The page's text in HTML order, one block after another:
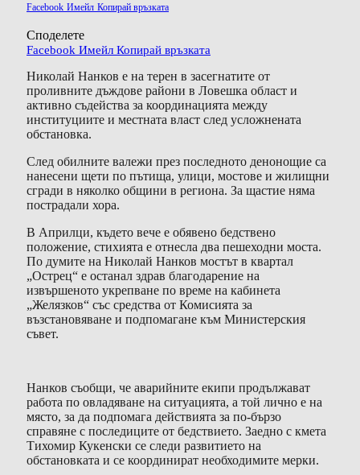
Facebook Имейл Копирай връзката
Споделете
Facebook Имейл Копирай връзката
Николай Нанков е на терен в засегнатите от
проливните дъждове райони в Ловешка област и
активно съдейства за координацията между
институциите и местната власт след усложнената
обстановка.
След обилните валежи през последното денонощие са
нанесени щети по пътища, улици, мостове и жилищни
сгради в няколко общини в региона. За щастие няма
пострадали хора.
В Априлци, където вече е обявено бедствено
положение, стихията е отнесла два пешеходни моста.
По думите на Николай Нанков мостът в квартал
„Острец“ е останал здрав благодарение на
извършеното укрепване по време на кабинета
„Желязков“ със средства от Комисията за
възстановяване и подпомагане към Министерския
съвет.
Нанков съобщи, че аварийните екипи продължават
работа по овладяване на ситуацията, а той лично е на
място, за да подпомага действията за по-бързо
справяне с последиците от бедствието. Заедно с кмета
Тихомир Кукенски се следи развитието на
обстановката и се координират необходимите мерки.